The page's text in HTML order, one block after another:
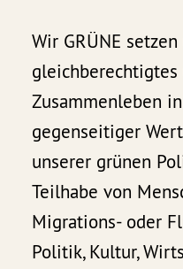
Wir GRÜNE
Zusammenleben
gegenseitiger
unserer grünen
Teilhabe von
Migrations- oder
Politik, Kultur,